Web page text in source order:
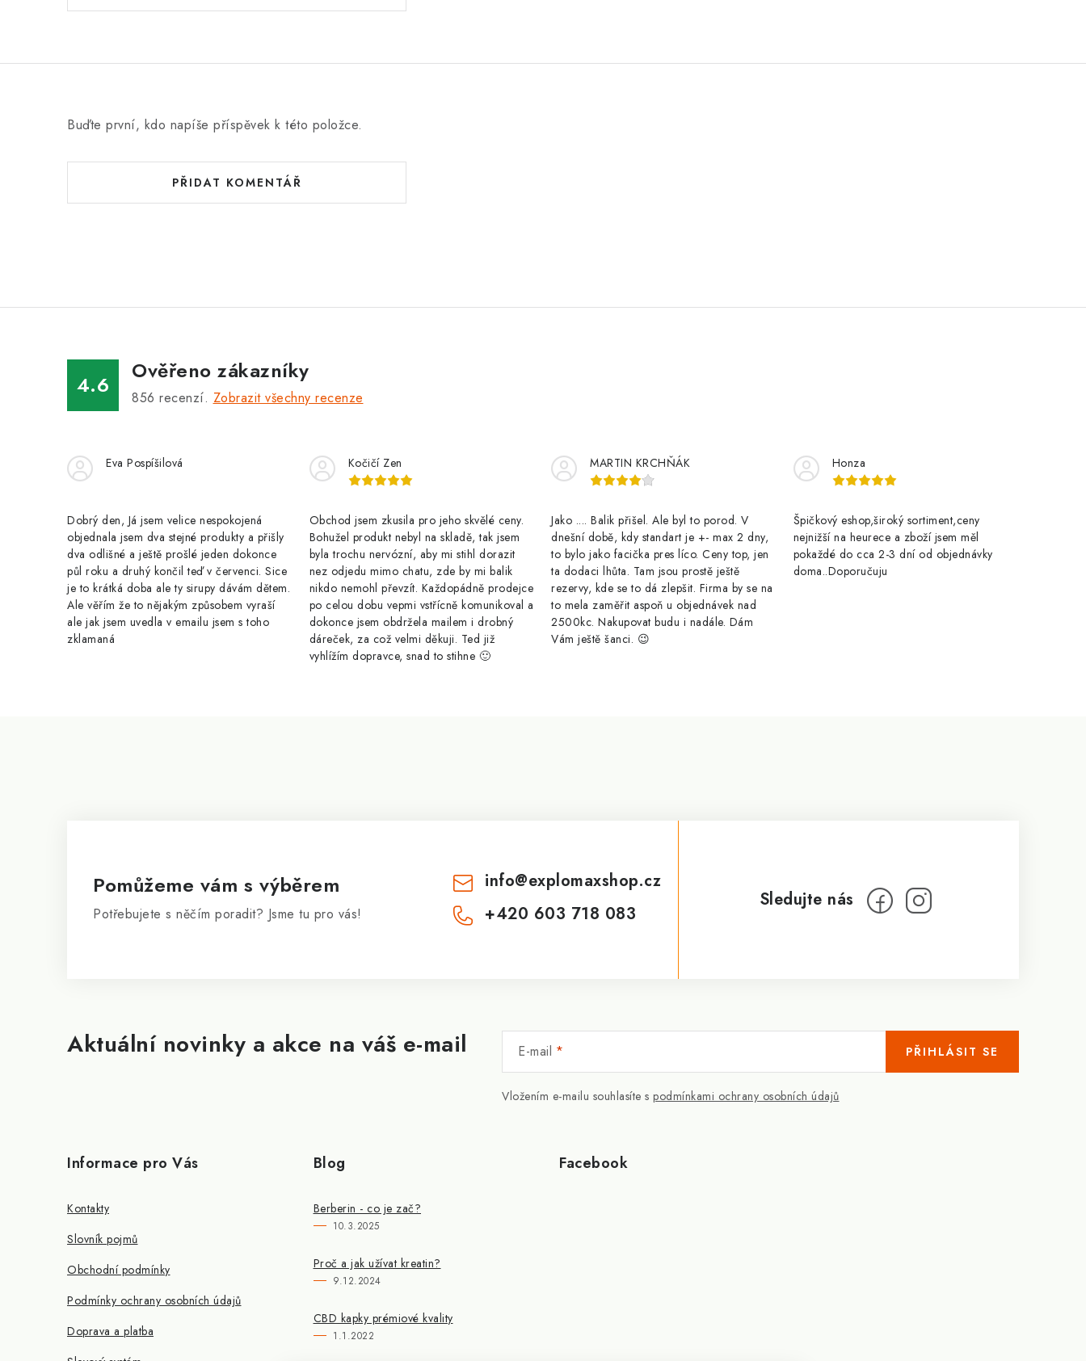
Buďte první, kdo napíše příspěvek k této položce.
PŘIDAT KOMENTÁŘ
4.6
Ověřeno zákazníky
856 recenzí. Zobrazit všechny recenze
Eva Pospíšilová
Dobrý den, Já jsem velice nespokojená
objednala jsem dva stejné produkty a přišly
dva odlišné a ještě prošlé jeden dokonce
půl roku a druhý končil teď v červenci. Sice
je to krátká doba ale ty sirupy dávám dětem.
Ale věřím že to nějakým způsobem vyraší
ale jak jsem uvedla v emailu jsem s toho
zklamaná
Kočičí Zen
Obchod jsem zkusila pro jeho skvělé ceny.
Bohužel produkt nebyl na skladě, tak jsem
byla trochu nervózní, aby mi stihl dorazit
nez odjedu mimo chatu, zde by mi balik
nikdo nemohl převzít. Každopádně prodejce
po celou dobu vepmi vstřícně komunikoval a
dokonce jsem obdržela mailem i drobný
dáreček, za což velmi děkuji. Ted již
vyhlížím dopravce, snad to stihne 🙂
MARTIN KRCHŇÁK
Jako .... Balik přišel. Ale byl to porod. V
dnešní době, kdy standart je +- max 2 dny,
to bylo jako facička pres líco. Ceny top, jen
ta dodaci lhůta. Tam jsou prostě ještě
rezervy, kde se to dá zlepšit. Firma by se na
to mela zaměřit aspoň u objednávek nad
2500kc. Nakupovat budu i nadále. Dám
Vám ještě šanci. 😉
Honza
Špičkový eshop,široký sortiment,ceny
nejnižší na heurece a zboží jsem měl
pokaždé do cca 2-3 dní od objednávky
doma..Doporučuju
Aktuální novinky a akce na váš e-mail E-mail
Vložením e-mailu souhlasíte s podmínkami ochrany osobních údajů
PŘIHLÁSIT SE
Pomůžeme vám s výběrem
Potřebujete s něčím poradit? Jsme tu pro vás!
info@explomaxshop.cz
+420 603 718 083
Informace pro Vás
Kontakty
Slovník pojmů
Obchodní podmínky
Podmínky ochrany osobních údajů
Doprava a platba
Blog
Berberin - co je zač?
10.3.2025
Proč a jak užívat kreatin?
9.12.2024
CBD kapky prémiové kvality
1.1.2022
Facebook